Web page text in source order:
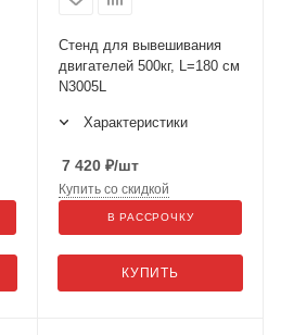
Стенд для вывешивания
двигателей 500кг, L=180 см
N3005L
Характеристики
7 420 ₽/шт
КУПИТЬ
Купить со скидкой
В РАССРОЧКУ